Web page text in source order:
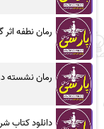
رمان نطفه اثر
رمان نشسته
دانلود کتاب